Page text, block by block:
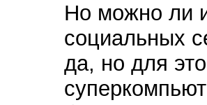
Но можно ли
социальных
да, но для